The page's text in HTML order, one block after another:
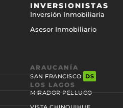
INVERSIONISTAS
Inversión Inmobiliaria
Asesor Inmobiliario
ARAUCANÍA
SAN FRANCISCO DS
LOS LAGOS
MIRADOR PELLUCO